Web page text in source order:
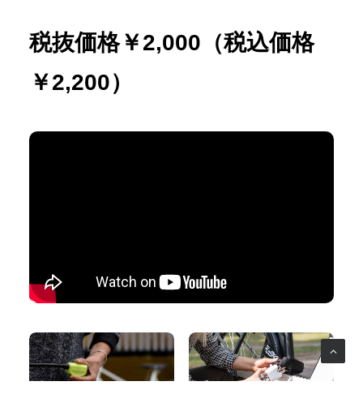
税抜価格￥2,000（税込価格
￥2,200）